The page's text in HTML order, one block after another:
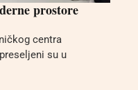
prostore
centra
su u